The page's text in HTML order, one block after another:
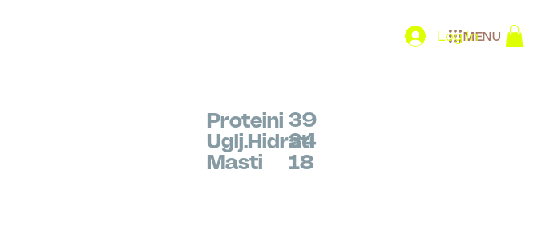
MENU
Log In
Proteini
Uglj.Hidrati
39
Masti
34
18